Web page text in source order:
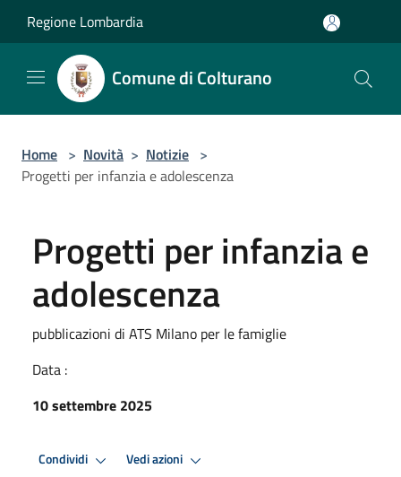
Regione Lombardia
Comune di Colturano
Home > Novità > Notizie >
Progetti per infanzia e adolescenza
Progetti per infanzia e
adolescenza
pubblicazioni di ATS Milano per le famiglie
Data :
10 settembre 2025
Condividi Vedi azioni